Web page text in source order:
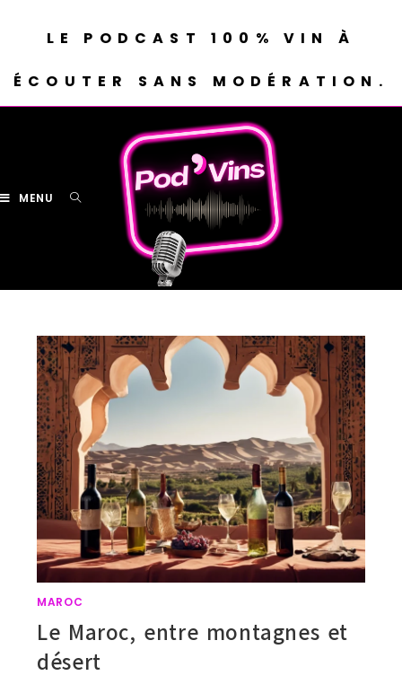
LE PODCAST 100% VIN À
ÉCOUTER SANS MODÉRATION.
MENU
MAROC
Le Maroc, entre montagnes et
désert